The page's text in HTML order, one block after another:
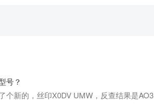
号？
个新的，丝印X0DV UMW，反查结果是AO3